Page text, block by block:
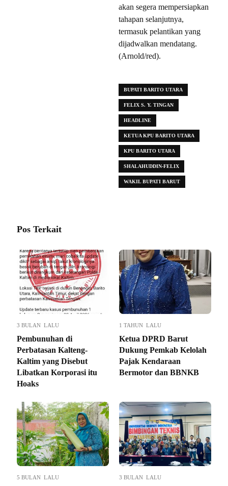
akan segera mempersiapkan
tahapan selanjutnya,
termasuk pelantikan yang
dijadwalkan mendatang.
(Arnold/red).
BUPATI BARITO UTARA
FELIX S. Y. TINGAN
HEADLINE
KETUA KPU BARITO UTARA
KPU BARITO UTARA
SHALAHUDDIN-FELIX
WAKIL BUPATI BARUT
Pos Terkait
3 BULAN LALU
Pembunuhan di
Perbatasan Kalteng-
Kaltim yang Disebut
Libatkan Korporasi itu
Hoaks
1 TAHUN LALU
Ketua DPRD Barut
Dukung Pemkab Kelolah
Pajak Kendaraan
Bermotor dan BBNKB
5 BULAN LALU 3 BULAN LALU